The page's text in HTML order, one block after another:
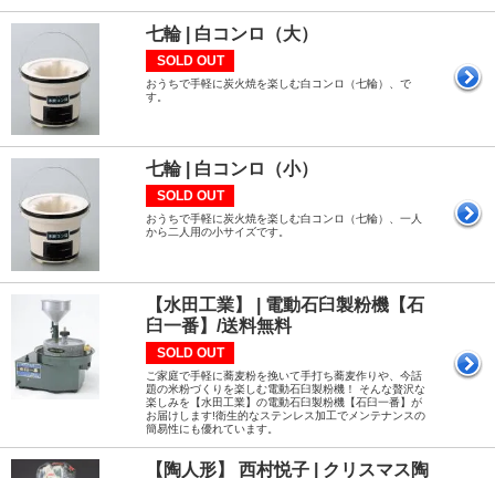
七輪 | 白コンロ（大）
SOLD OUT
おうちで手軽に炭火焼を楽しむ白コンロ（七輪）、で
す。
七輪 | 白コンロ（小）
SOLD OUT
おうちで手軽に炭火焼を楽しむ白コンロ（七輪）、一人
から二人用の小サイズです。
【水田工業】 | 電動石臼製粉機【石
臼一番】/送料無料
SOLD OUT
ご家庭で手軽に蕎麦粉を挽いて手打ち蕎麦作りや、今話
題の米粉づくりを楽しむ電動石臼製粉機！ そんな贅沢な
楽しみを【水田工業】の電動石臼製粉機【石臼一番】が
お届けします!衛生的なステンレス加工でメンテナンスの
簡易性にも優れています。
【陶人形】 西村悦子 | クリスマス陶